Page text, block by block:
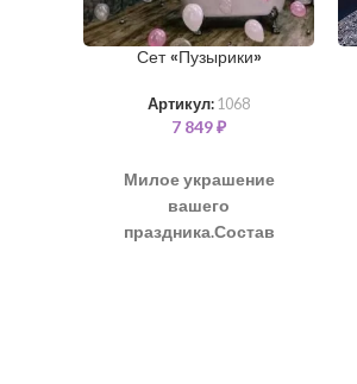
Сет «Пузырики»
Артикул: 1068
7 849₽
Милое украшение
вашего
праздника.Состав